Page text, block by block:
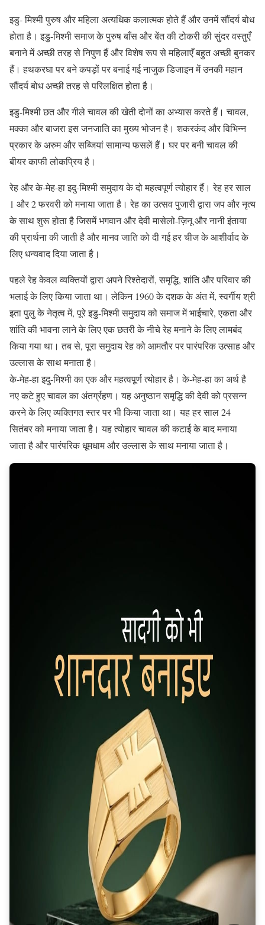
इडु- मिश्मी पुरुष और महिला अत्यधिक कलात्मक होते हैं और उनमें सौंदर्य बोध
होता है। इडु-मिश्मी समाज के पुरुष बाँस और बेंत की टोकरी की सुंदर वस्तुएँ
बनाने में अच्छी तरह से निपुण हैं और विशेष रूप से महिलाएँ बहुत अच्छी बुनकर
हैं। हथकरघा पर बने कपड़ों पर बनाई गई नाजुक डिजाइन में उनकी महान
सौंदर्य बोध अच्छी तरह से परिलक्षित होता है।
इडु-मिश्मी छत और गीले चावल की खेती दोनों का अभ्यास करते हैं। चावल,
मक्का और बाजरा इस जनजाति का मुख्य भोजन है। शकरकंद और विभिन्न
प्रकार के अरुम और सब्जियां सामान्य फसलें हैं। घर पर बनी चावल की
बीयर काफी लोकप्रिय है।
रेह और के-मेह-हा इदु-मिश्मी समुदाय के दो महत्वपूर्ण त्योहार हैं। रेह हर साल
1 और 2 फरवरी को मनाया जाता है। रेह का उत्सव पुजारी द्वारा जप और नृत्य
के साथ शुरू होता है जिसमें भगवान और देवी मासेलो-ज़िनू और नानी इंताया
की प्रार्थना की जाती है और मानव जाति को दी गई हर चीज के आशीर्वाद के
लिए धन्यवाद दिया जाता है।
पहले रेह केवल व्यक्तियों द्वारा अपने रिश्तेदारों, समृद्धि, शांति और परिवार की
भलाई के लिए किया जाता था। लेकिन 1960 के दशक के अंत में, स्वर्गीय श्री
इता पुलु के नेतृत्व में, पूरे इडु-मिश्मी समुदाय को समाज में भाईचारे, एकता और
शांति की भावना लाने के लिए एक छतरी के नीचे रेह मनाने के लिए लामबंद
किया गया था। तब से, पूरा समुदाय रेह को आमतौर पर पारंपरिक उत्साह और
उल्लास के साथ मनाता है।
के-मेह-हा इदु-मिश्मी का एक और महत्वपूर्ण त्योहार है। के-मेह-हा का अर्थ है
नए कटे हुए चावल का अंतर्ग्रहण। यह अनुष्ठान समृद्धि की देवी को प्रसन्न
करने के लिए व्यक्तिगत स्तर पर भी किया जाता था। यह हर साल 24
सितंबर को मनाया जाता है। यह त्योहार चावल की कटाई के बाद मनाया
जाता है और पारंपरिक धूमधाम और उल्लास के साथ मनाया जाता है।